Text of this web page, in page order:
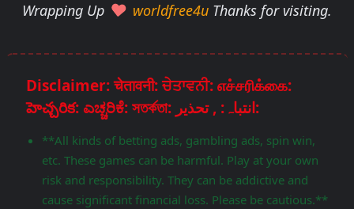
Wrapping Up worldfree4u Thanks for visiting.
Disclaimer: चेतावनी: ਚੇਤਾਵਨੀ: எச்சரிக்கை:
హెచ్చరిక: ಎಚ್ಚರಿಕೆ: সতর্কতা: انتباہ: , تحذير:
**All kinds of betting ads, gambling ads, spin win,
etc. These games can be harmful. Play at your own
risk and responsibility. They can be addictive and
cause significant financial loss. Please be cautious.**